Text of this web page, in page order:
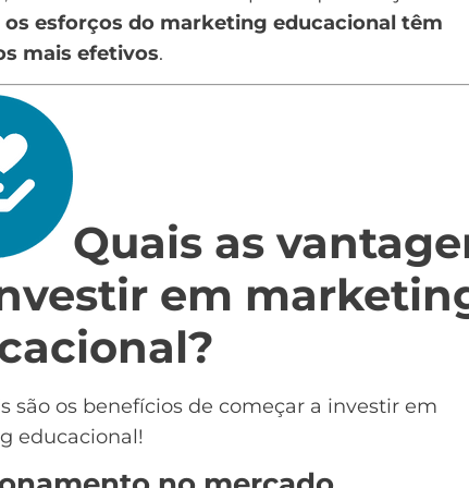
os esforços do marketing educacional têm
mais efetivos.
Quais as
em
são os benefícios de começar a investir em
educacional!